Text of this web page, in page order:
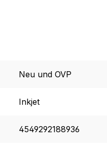
Neu und OVP
Inkjet
4549292188936